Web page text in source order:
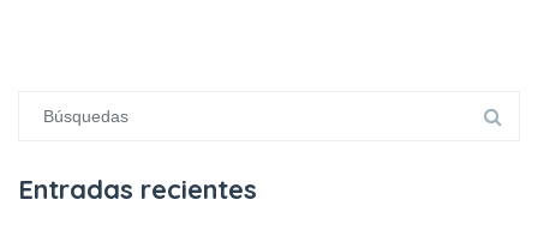
Entradas recientes